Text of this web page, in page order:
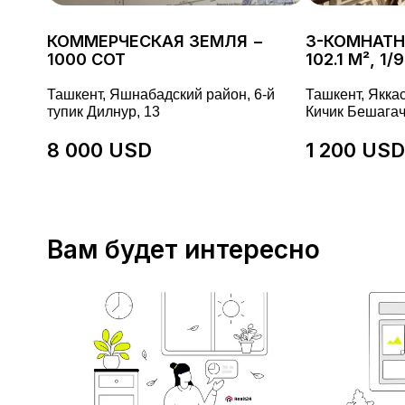
КОММЕРЧЕСКАЯ ЗЕМЛЯ −
1000 СОТ
Ташкент, Яшнабадский район, 6-й
тупик Дилнур, 13
8 000 USD
3-
102.1 М²,
Ташкент,
Кичик
1 200 USD
Вам будет интересно